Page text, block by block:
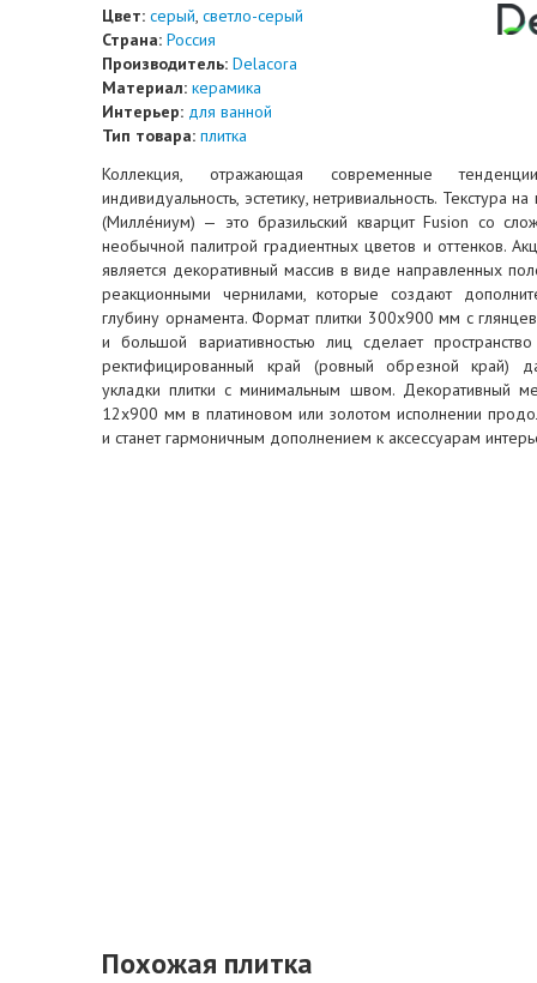
Цвет: серый, светло-серый
Страна: Россия
Производитель: Delacora
Материал: керамика
Интерьер: для ванной
Тип товара: плитка
Коллекция, отражающая современные
индивидуальность, эстетику, нетривиальность. Текстура
(Миллéниум) — это бразильский кварцит Fusion со
необычной палитрой градиентных цветов и оттенков.
является декоративный массив в виде направленных
реакционными чернилами, которые создают
глубину орнамента. Формат плитки 300x900 мм с
и большой вариативностью лиц сделает
ректифицированный край (ровный обрезной край)
укладки плитки с минимальным швом. Декоративный
12x900 мм в платиновом или золотом исполнении
и станет гармоничным дополнением к аксессуарам
Похожая плитка